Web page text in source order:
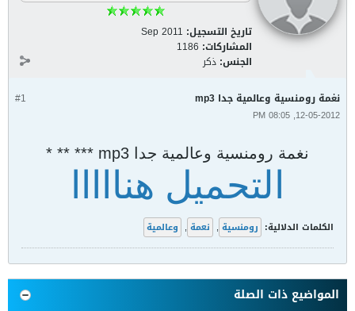
تاريخ التسجيل: Sep 2011
المشاركات: 1186
الجنس: ذكر
#1 نغمة رومنسية وعالمية جدا mp3
12-05-2012, 08:05 PM
نغمة رومنسية وعالمية جدا mp3 *** ** *
التحميل هنااااا
الكلمات الدلالية: رومنسية , نعمة , وعالمية
المواضيع ذات الصلة